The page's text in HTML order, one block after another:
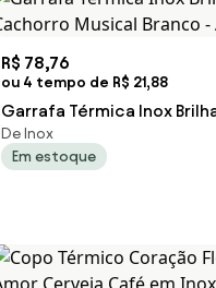
R$ 78,76
ou 4 tempo de R$ 21,88
Garrafa Térmica Inox
Cachorro Musical Branco -
De Inox
Em estoque